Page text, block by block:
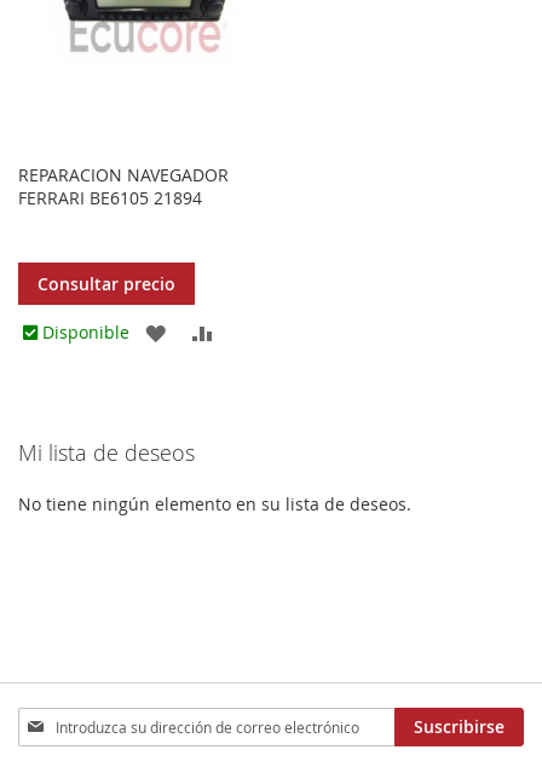
REPARACION NAVEGADOR
FERRARI BE6105 21894
Consultar precio
Disponible
AGREGAR
FAVORITOS
Mi lista de deseos
No tiene ningún elemento en su lista de deseos.
Inscríbase
a
Suscribirse